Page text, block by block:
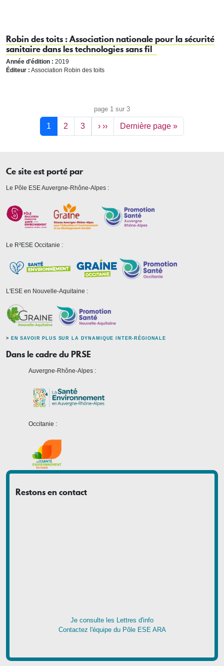
Robin des toits : Association nationale pour la sécurité
sanitaire dans les technologies sans fil
Année d'édition : 2019
Éditeur : Association Robin des toits
page 1 sur 3
1 2 3 › ›› Dernière page »
Ce site est porté par
Le Pôle ESE Auvergne-Rhône-Alpes :
Le R²ESE Occitanie :
L'ESE en Nouvelle-Aquitaine :
> EN SAVOIR PLUS SUR LA DYNAMIQUE INTER-RÉGIONALE
Dans le cadre du PRSE
Auvergne-Rhône-Alpes :
Occitanie :
Restons en contact
Je consulte les Lettres d'info
Contactez l'équipe du Pôle ESE ARA